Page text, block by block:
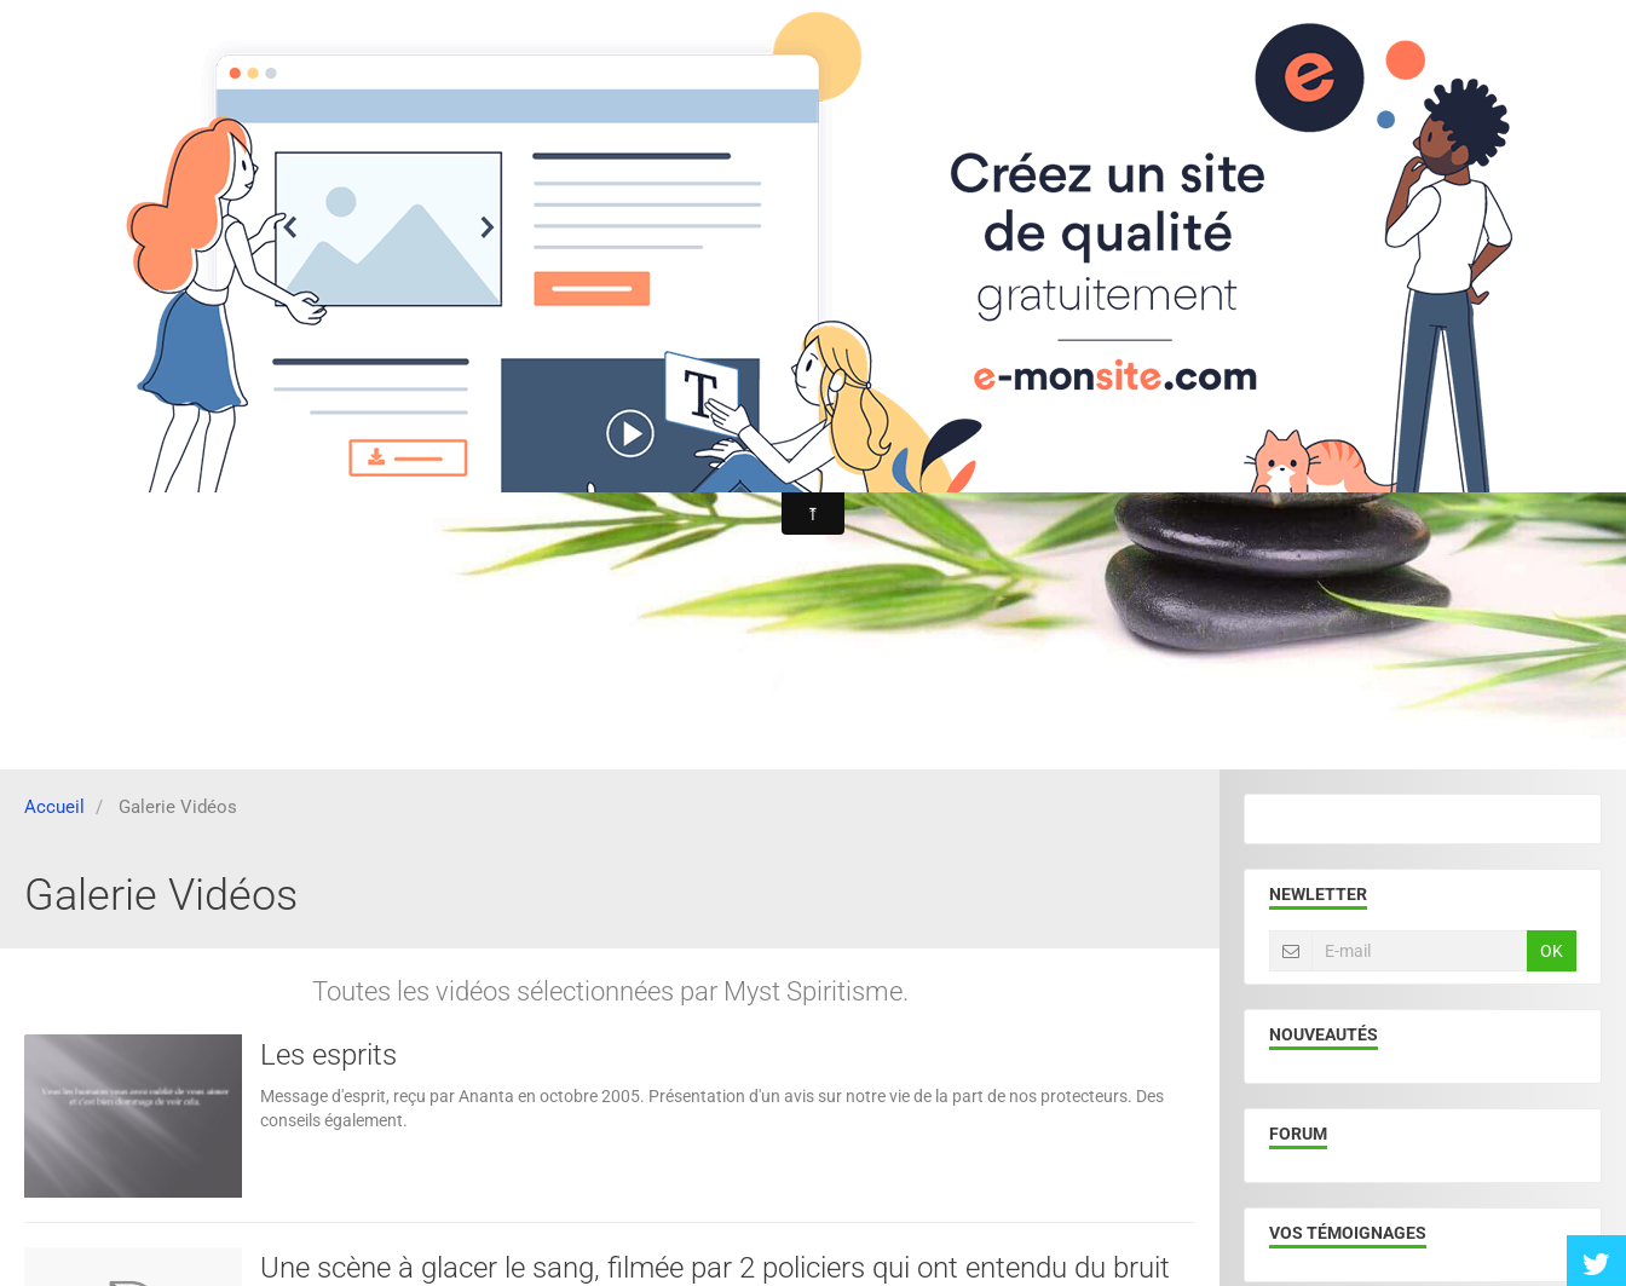
MYST SPIRITISME et ASTRAL
MEDIUMNITE ESPRITS CHAKRA - CORPS SUBTILS
GUERISSEURS - MAGNETISME SPIRITISME - MESSAGES
Accueil Galerie Vidéos
Galerie Vidéos
Toutes les vidéos sélectionnées par Myst Spiritisme.
Les esprits
Message d'esprit, reçu par Ananta en octobre 2005. Présentation d'un avis sur notre vie de la part de nos protecteurs. Des
conseils également.
Une scène à glacer le sang, filmée par 2 policiers qui ont entendu du bruit
NEWLETTER
OK
NOUVEAUTÉS
FORUM
VOS TÉMOIGNAGES